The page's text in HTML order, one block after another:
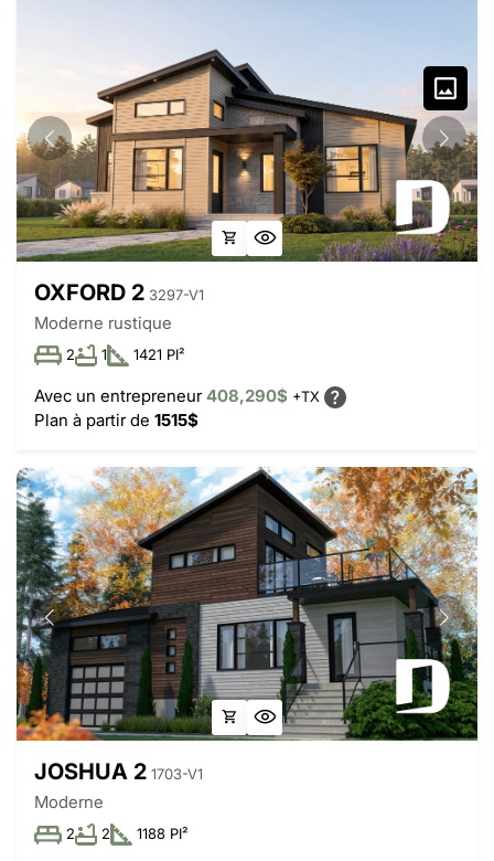
OXFORD 2 3297-V1
Moderne rustique
2 1 1421 PI²
Avec un entrepreneur408,290$ +TX
Plan à partir de 1515$
JOSHUA 2 1703-V1
Moderne
2 2 1188 PI²